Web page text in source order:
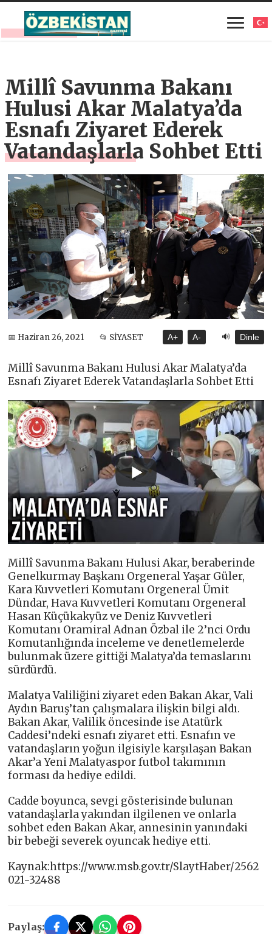
Millî Savunma Bakanı
Hulusi Akar Malatya’da
Esnafı Ziyaret Ederek
Vatandaşlarla Sohbet Etti
📅 Haziran 26, 2021 📂 SİYASET A+ A- 🔊 Dinle
Millî Savunma Bakanı Hulusi Akar Malatya’da
Esnafı Ziyaret Ederek Vatandaşlarla Sohbet Etti
Millî Savunma Bakanı Hulusi Akar, beraberinde
Genelkurmay Başkanı Orgeneral Yaşar Güler,
Kara Kuvvetleri Komutanı Orgeneral Ümit
Dündar, Hava Kuvvetleri Komutanı Orgeneral
Hasan Küçükakyüz ve Deniz Kuvvetleri
Komutanı Oramiral Adnan Özbal ile 2’nci Ordu
Komutanlığında inceleme ve denetlemelerde
bulunmak üzere gittiği Malatya’da temaslarını
sürdürdü.
Malatya Valiliğini ziyaret eden Bakan Akar, Vali
Aydın Baruş’tan çalışmalara ilişkin bilgi aldı.
Bakan Akar, Valilik öncesinde ise Atatürk
Caddesi’ndeki esnafı ziyaret etti. Esnafın ve
vatandaşların yoğun ilgisiyle karşılaşan Bakan
Akar’a Yeni Malatyaspor futbol takımının
forması da hediye edildi.
Cadde boyunca, sevgi gösterisinde bulunan
vatandaşlarla yakından ilgilenen ve onlarla
sohbet eden Bakan Akar, annesinin yanındaki
bir bebeği severek oyuncak hediye etti.
Kaynak:https://www.msb.gov.tr/SlaytHaber/2562
021-32488
Paylaş: